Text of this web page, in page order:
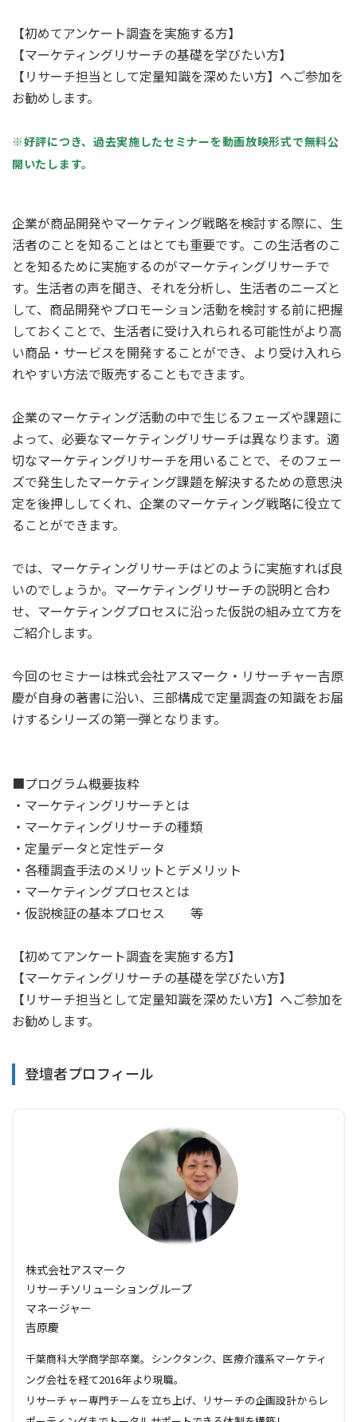
【初めてアンケート調査を実施する方】
【マーケティングリサーチの基礎を学びたい方】
【リサーチ担当として定量知識を深めたい方】へご参加を
お勧めします。
※好評につき、過去実施したセミナーを動画放映形式で無料公
開いたします。
企業が商品開発やマーケティング戦略を検討する際に、生
活者のことを知ることはとても重要です。この生活者のこ
とを知るために実施するのがマーケティングリサーチで
す。生活者の声を聞き、それを分析し、生活者のニーズと
して、商品開発やプロモーション活動を検討する前に把握
しておくことで、生活者に受け入れられる可能性がより高
い商品・サービスを開発することができ、より受け入れら
れやすい方法で販売することもできます。
企業のマーケティング活動の中で生じるフェーズや課題に
よって、必要なマーケティングリサーチは異なります。適
切なマーケティングリサーチを用いることで、そのフェー
ズで発生したマーケティング課題を解決するための意思決
定を後押ししてくれ、企業のマーケティング戦略に役立て
ることができます。
では、マーケティングリサーチはどのように実施すれば良
いのでしょうか。マーケティングリサーチの説明と合わ
せ、マーケティングプロセスに沿った仮説の組み立て方を
ご紹介します。
今回のセミナーは株式会社アスマーク・リサーチャー吉原
慶が自身の著書に沿い、三部構成で定量調査の知識をお届
けするシリーズの第一弾となります。
■プログラム概要抜粋
・マーケティングリサーチとは
・マーケティングリサーチの種類
・定量データと定性データ
・各種調査手法のメリットとデメリット
・マーケティングプロセスとは
・仮説検証の基本プロセス 等
【初めてアンケート調査を実施する方】
【マーケティングリサーチの基礎を学びたい方】
【リサーチ担当として定量知識を深めたい方】へご参加を
お勧めします。
登壇者プロフィール
株式会社アスマーク
リサーチソリューショングループ
マネージャー
吉原慶
千葉商科大学商学部卒業。シンクタンク、医療介護系マーケティ
ング会社を経て2016年より現職。
リサーチャー専門チームを立ち上げ、リサーチの企画設計からレ